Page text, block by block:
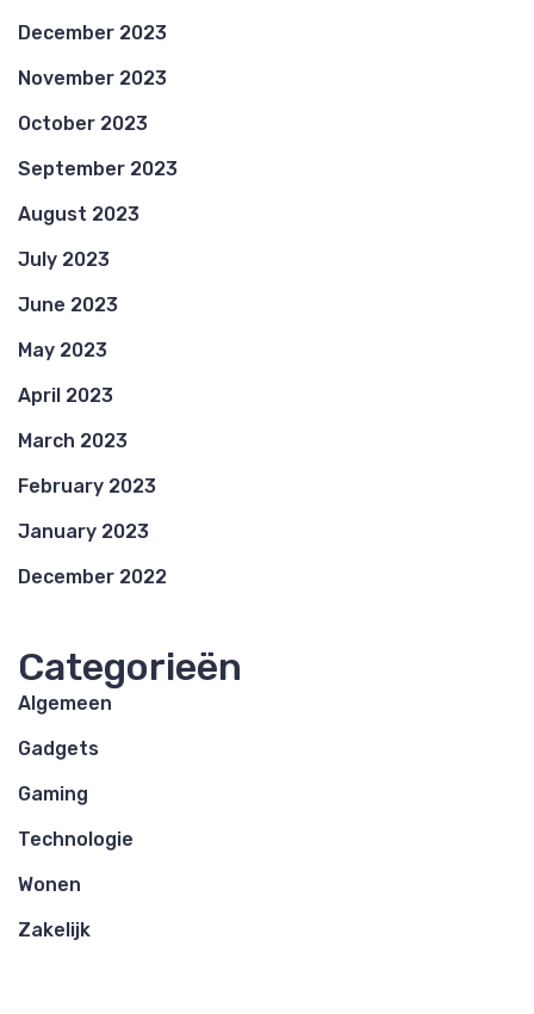
December 2023
November 2023
October 2023
September 2023
August 2023
July 2023
June 2023
May 2023
April 2023
March 2023
February 2023
January 2023
December 2022
Categorieën
Algemeen
Gadgets
Gaming
Technologie
Wonen
Zakelijk